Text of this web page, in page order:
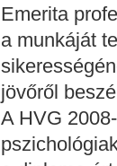
Emerita
a munkáját
jövőről
A HVG